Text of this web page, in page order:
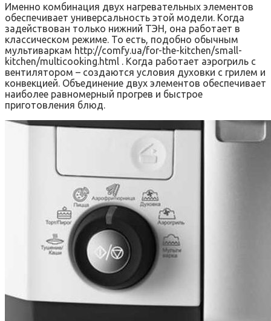
Именно комбинация двух нагревательных элементов
обеспечивает универсальность этой модели. Когда
задействован только нижний ТЭН, она работает в
классическом режиме. То есть, подобно обычным
мультиваркам http://comfy.ua/for-the-kitchen/small-
kitchen/multicooking.html . Когда работает аэрогриль с
вентилятором – создаются условия духовки с грилем и
конвекцией. Объединение двух элементов обеспечивает
наиболее равномерный прогрев и быстрое
приготовления блюд.